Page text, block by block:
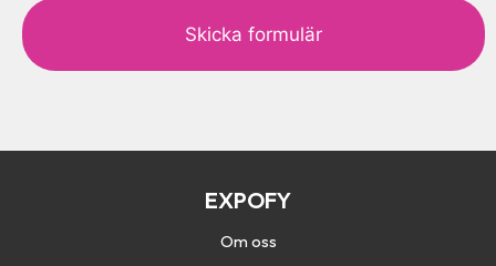
a
p
t
EXPOFY
Om oss